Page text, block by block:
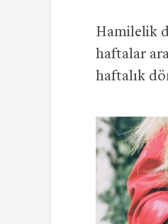
Hamilelik
haftalar
haftalık